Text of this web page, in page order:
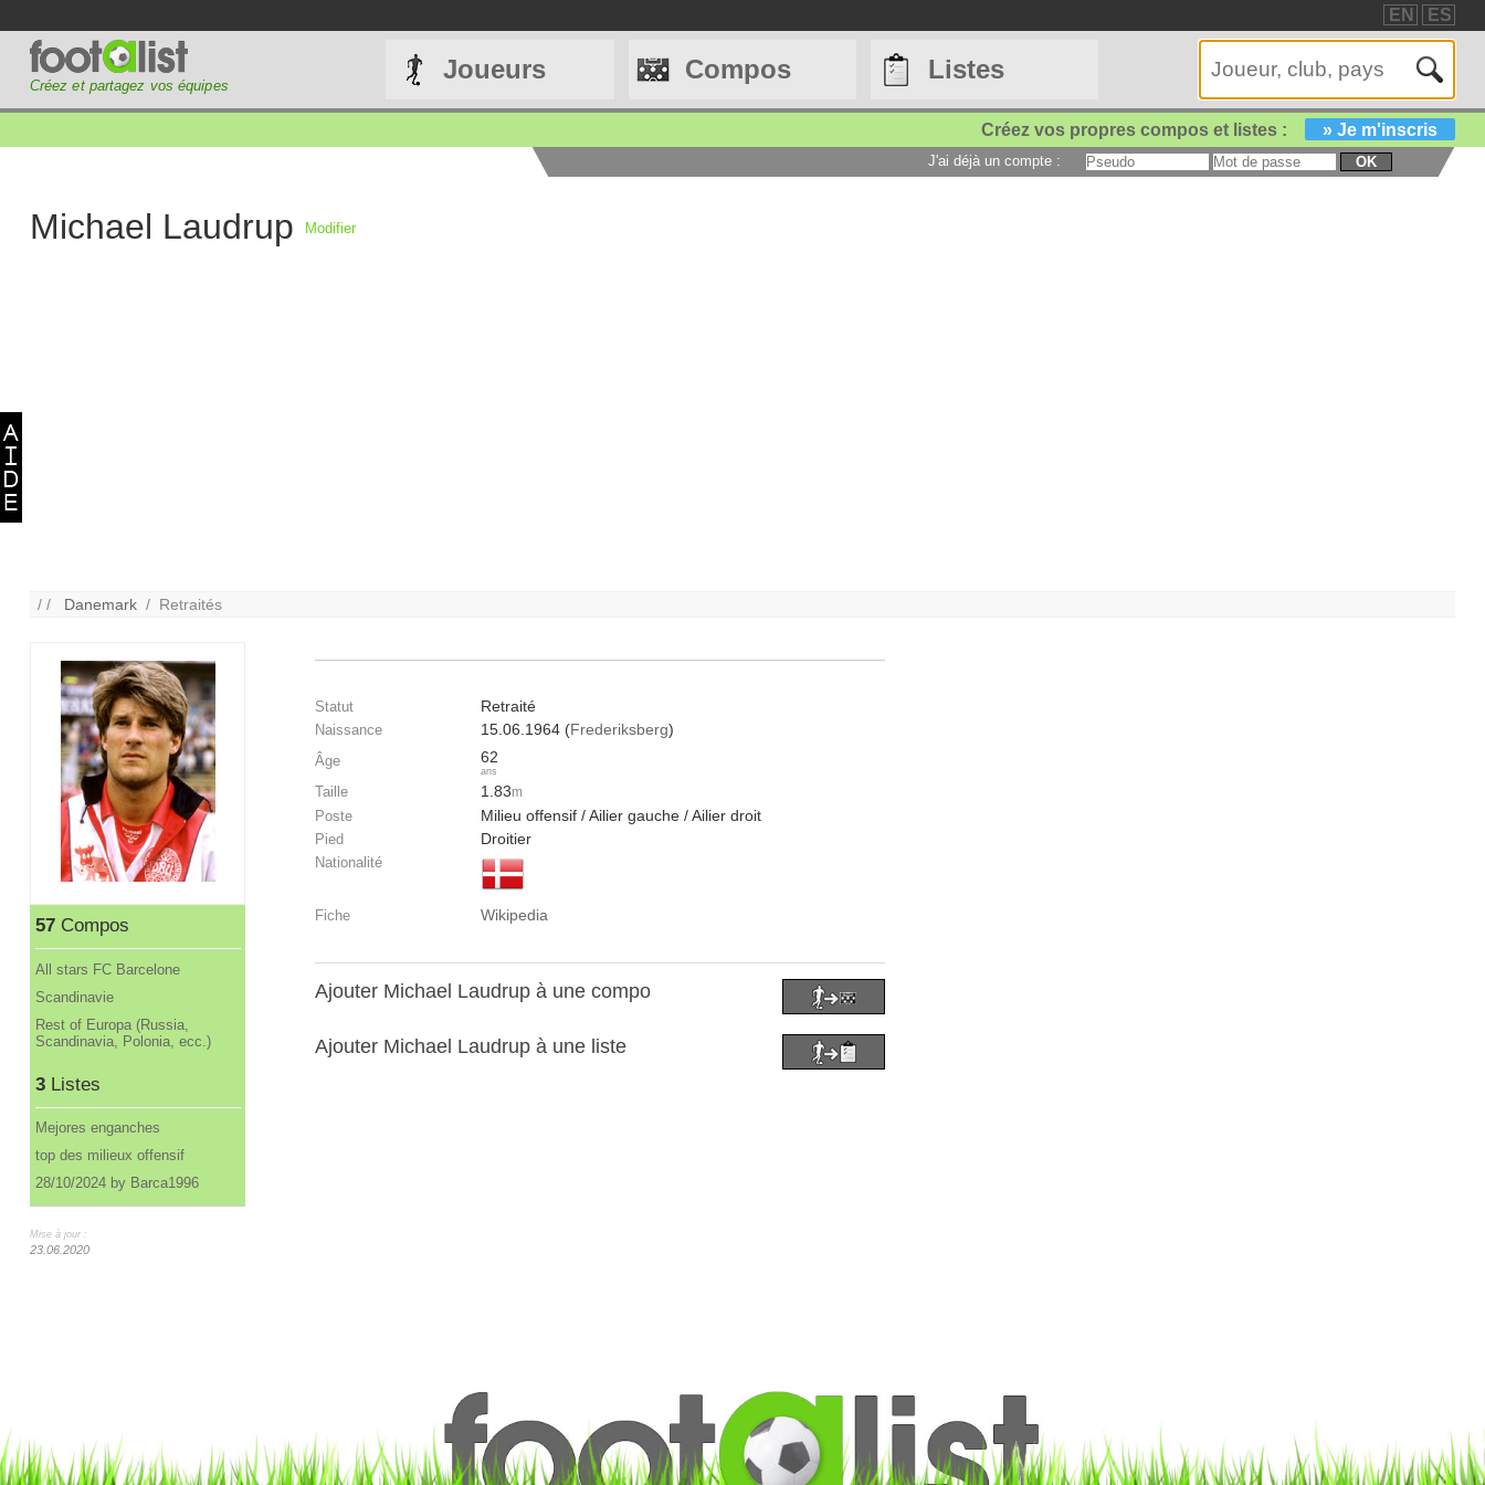
EN ES
Créez et partagez vos équipes
Joueurs Compos Listes
Créez vos propres compos et listes : » Je m'inscris
J'ai déjà un compte : OK
Michael Laudrup Modifier
/ / Danemark / Retraités
57Compos
All stars FC Barcelone
Scandinavie
Rest of Europa (Russia,
Scandinavia, Polonia, ecc.)
3Listes
Mejores enganches
top des milieux offensif
28/10/2024 by Barca1996
Mise à jour :
23.06.2020
Statut Retraité
Naissance 15.06.1964 (Frederiksberg)
Âge 62
ans
Taille 1.83m
Poste Milieu offensif / Ailier gauche / Ailier droit
Pied Droitier
Nationalité
Fiche Wikipedia
Ajouter Michael Laudrup à une compo
Ajouter Michael Laudrup à une liste